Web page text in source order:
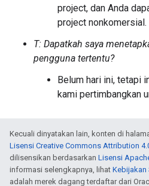
project, dan Anda
project nonkomersial.
T: Dapatkah saya
pengguna tertentu?
Belum hari ini, tetapi
kami pertimbangkan
Kecuali dinyatakan lain, konten di
Lisensi Creative Commons Attribution
dilisensikan berdasarkan Lisensi
informasi selengkapnya, lihat Kebijakan
adalah merek dagang terdaftar dari